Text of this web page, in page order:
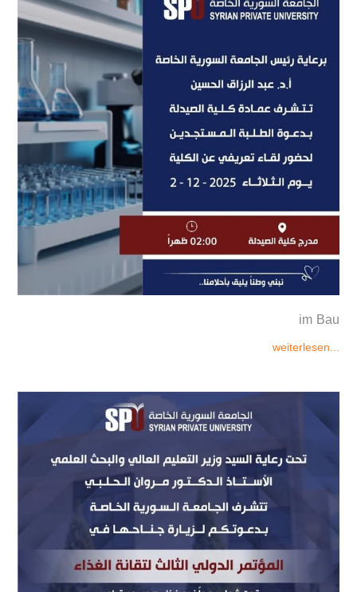
im Bau
weiterlesen...